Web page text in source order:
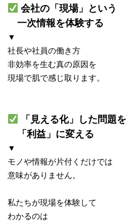
会社の「現場」という
一次情報を体験する
▼
社長や社員の働き方
非効率を生む真の原因を
現場で肌で感じ取ります。
「見える化」した問題を
「利益」に変える
▼
モノや情報が片付くだけでは
意味がありません。
私たちが現場を体験して
わかるのは